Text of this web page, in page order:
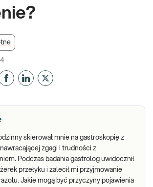
skierował mnie na gastroskopię z
zgagi i trudności z
Podczas badania gastrolog uwidocznił
przełyku i zalecił mi przyjmowanie
Jakie mogą być przyczyny pojawienia